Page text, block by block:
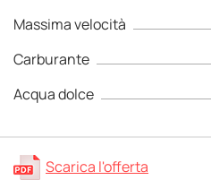
Massima velocità
Carburante
Acqua dolce
Scarica l'offerta